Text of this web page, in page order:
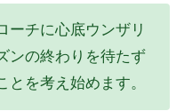
ーチに心底ウンザリ
ンの終わりを待たず
を考え始めます。